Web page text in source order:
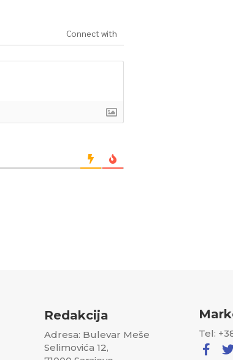
Connect with
Redakcija
Adresa: Bulevar Meše
Selimovića 12,
Tel: